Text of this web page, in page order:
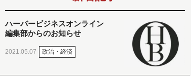
ハーバービジネスオンライン
編集部からのお知らせ
2021.05.07 政治・経済